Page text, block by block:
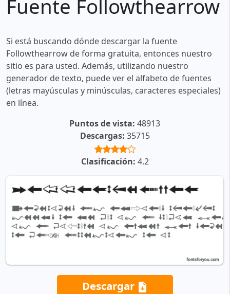
Fuente Followthearrow
Si está buscando dónde descargar la fuente
Followthearrow de forma gratuita, entonces nuestro
sitio es para usted. Además, utilizando nuestro
generador de texto, puede ver el alfabeto de fuentes
(letras mayúsculas y minúsculas, caracteres especiales)
en línea.
Puntos de vista: 48913
Descargas: 35715
Clasificación: 4.2
Descargar